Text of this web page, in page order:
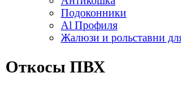
Подоконники
Аl Профиля
Жалюзи и рольставни
Откосы ПВХ